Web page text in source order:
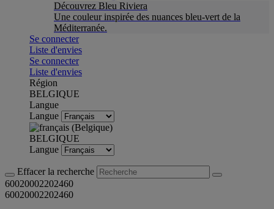
Découvrez Bleu Riviera
Une couleur inspirée des nuances bleu-vert de la
Méditerranée.
Se connecter
Liste d'envies
Se connecter
Liste d'envies
Région
BELGIQUE
Langue
Langue
BELGIQUE
Langue
Effacer la recherche
60020002202460
60020002202460